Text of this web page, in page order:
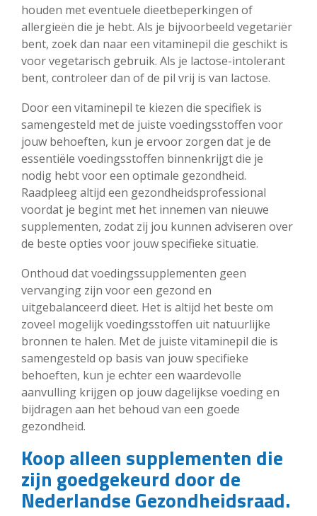
houden met eventuele dieetbeperkingen of
allergieën die je hebt. Als je bijvoorbeeld vegetariër
bent, zoek dan naar een vitaminepil die geschikt is
voor vegetarisch gebruik. Als je lactose-intolerant
bent, controleer dan of de pil vrij is van lactose.
Door een vitaminepil te kiezen die specifiek is
samengesteld met de juiste voedingsstoffen voor
jouw behoeften, kun je ervoor zorgen dat je de
essentiële voedingsstoffen binnenkrijgt die je
nodig hebt voor een optimale gezondheid.
Raadpleeg altijd een gezondheidsprofessional
voordat je begint met het innemen van nieuwe
supplementen, zodat zij jou kunnen adviseren over
de beste opties voor jouw specifieke situatie.
Onthoud dat voedingssupplementen geen
vervanging zijn voor een gezond en
uitgebalanceerd dieet. Het is altijd het beste om
zoveel mogelijk voedingsstoffen uit natuurlijke
bronnen te halen. Met de juiste vitaminepil die is
samengesteld op basis van jouw specifieke
behoeften, kun je echter een waardevolle
aanvulling krijgen op jouw dagelijkse voeding en
bijdragen aan het behoud van een goede
gezondheid.
Koop alleen supplementen die
zijn goedgekeurd door de
Nederlandse Gezondheidsraad.